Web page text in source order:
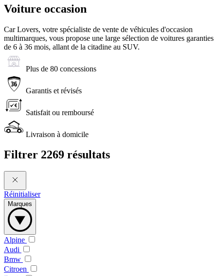
Voiture occasion
Car Lovers, votre spécialiste de vente de véhicules d'occasion
multimarques, vous propose une large sélection de voitures garanties
de 6 à 36 mois, allant de la citadine au SUV.
Plus de 80 concessions
Garantis et révisés
Satisfait ou remboursé
Livraison à domicile
Filtrer 2269 résultats
Réinitialiser
Marques
Alpine
Audi
Bmw
Citroen